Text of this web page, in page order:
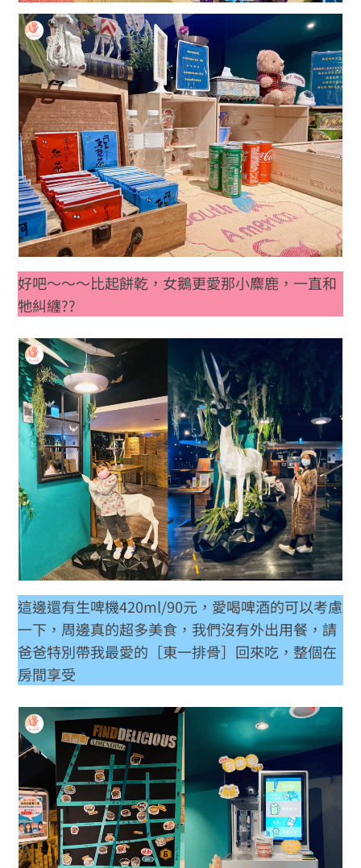
好吧～～～比起餅乾，女鵝更愛那小麋鹿，一直和
牠糾纏??
這邊還有生啤機420ml/90元，愛喝啤酒的可以考慮
一下，周邊真的超多美食，我們沒有外出用餐，請
爸爸特別帶我最愛的［東一排骨］回來吃，整個在
房間享受